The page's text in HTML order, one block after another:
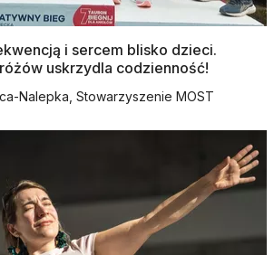
i sercem blisko dzieci.
uskrzydla codzienność!
Nalepka, Stowarzyszenie MOST